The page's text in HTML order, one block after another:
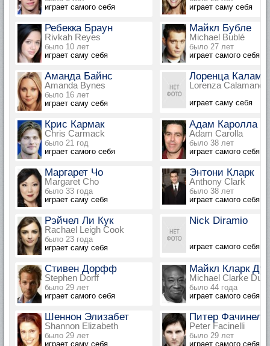
играет самого себя
играет саму себя
Ребекка Браун
Rivkah Reyes
было 10 лет
играет саму себя
Майкл Бубле
Michael Bublé
было 27 лет
играет самого себя
Аманда Байнс
Amanda Bynes
было 16 лет
играет саму себя
Лоренца
Lorenza
играет саму себя
Крис Кармак
Chris Carmack
было 21 год
играет самого себя
Адам Каролла
Adam Carolla
было 38 лет
играет самого себя
Маргарет Чо
Margaret Cho
было 33 года
играет саму себя
Энтони Кларк
Anthony Clark
было 38 лет
играет самого себя
Рэйчел Ли Кук
Rachael Leigh Cook
было 23 года
играет саму себя
Nick Diramio
играет самого себя
Стивен Дорфф
Stephen Dorff
было 29 лет
играет самого себя
Майкл Кларк
Michael Clarke
было 44 года
играет самого себя
Шеннон Элизабет
Shannon Elizabeth
было 29 лет
играет саму себя
Питер
Peter Facinelli
было 29 лет
играет самого себя